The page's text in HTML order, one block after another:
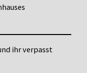
ihr verpasst